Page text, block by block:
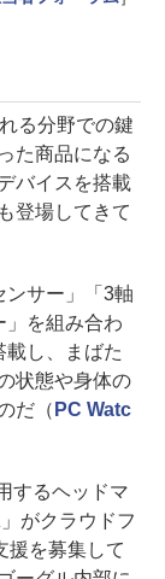
る分野での鍵
た商品になる
バイスを搭載
登場してきて
サー」「3軸
」を組み合わ
し、まばた
状態や身体の
だ（ PC Watc
するヘッドマ
がクラウドフ
援を募集して